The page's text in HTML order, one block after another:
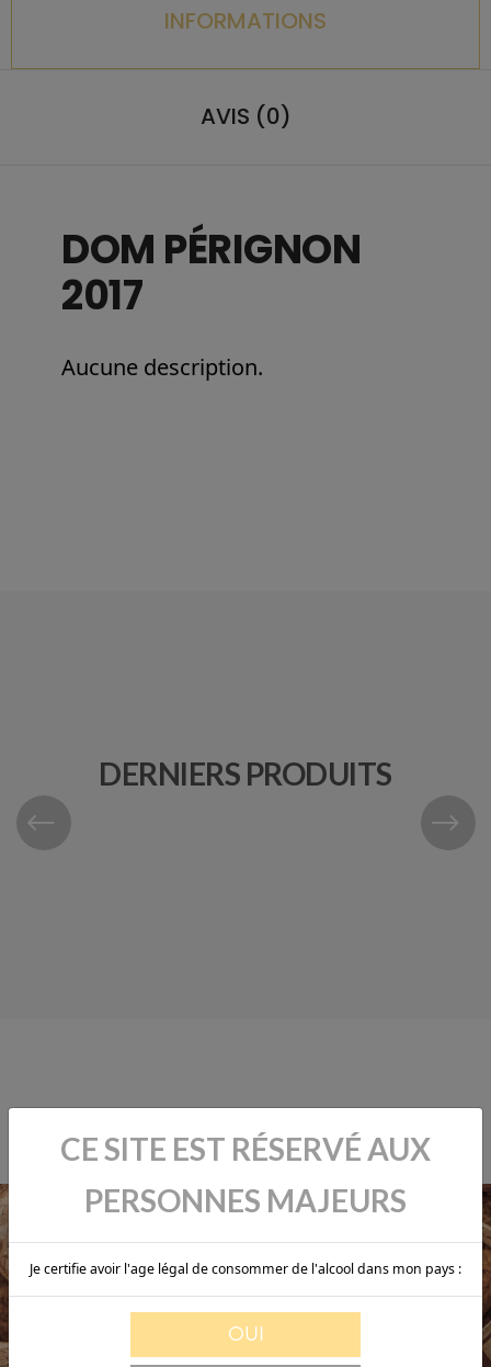
CE SITE EST RÉSERVÉ AUX
PERSONNES MAJEURS
Je certifie avoir l'age légal de consommer de l'alcool dans mon pays :
OUI
INFORMATIONS
AVIS (0)
DOM PÉRIGNON
2017
Aucune description.
DERNIERS PRODUITS